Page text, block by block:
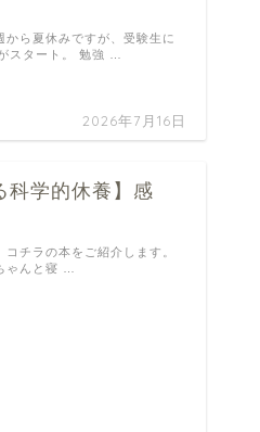
2026年7月16日
ら夏休みですが、受験生に
スタート。 勉強 …
科学的休養】感
チラの本をご紹介します。
ゃんと寝 …